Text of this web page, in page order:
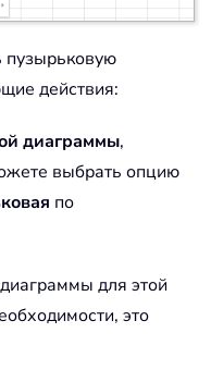
пузырьковую
действия:
диаграммы,
выбрать опцию
по
для этой
это